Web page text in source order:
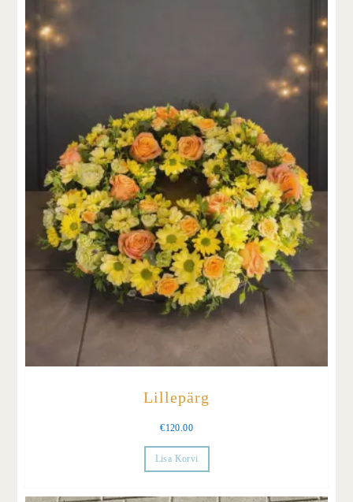
Lillepärg
€120.00
Lisa Korvi